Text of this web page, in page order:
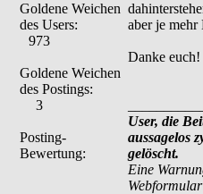
Goldene Weichen
des Users:
973
Goldene Weichen
des Postings:
3
Posting-
Bewertung:
aber je mehr
Danke
User, die
aussagelos
gelöscht.
Eine